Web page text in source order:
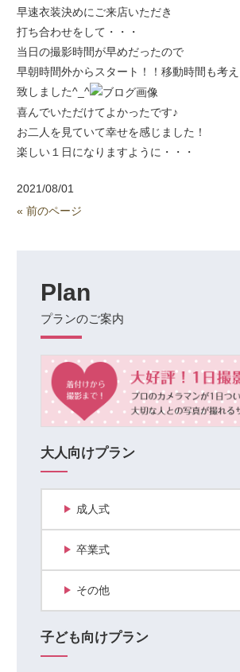
早速衣装決めにご来店いただき
打ち合わせをして・・・
当日の撮影時間が早めだったので
早朝時間外からスタート！！移動時間も考
致しました^_^
喜んでいただけてよかったです♪
お二人を見ていて幸せを感じました！
楽しい１日になりますように・・・
2021/08/01
« 前のページ
Plan
プランのご案内
大人向けプラン
成人式
卒業式
その他
子ども向けプラン